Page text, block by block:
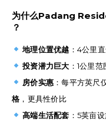
为什么Padang
？
地理位置优越 ：4公里
投资潜力巨大 ：1公里
房价实惠 ：每平方英尺
格 ，更具性价比
高端生活配套 ：5英亩